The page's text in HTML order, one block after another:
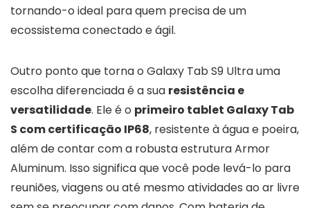
tornando-o ideal para quem precisa de um
ecossistema conectado e ágil.
Outro ponto que torna o Galaxy Tab S9 Ultra uma
escolha diferenciada é a sua resistência e
versatilidade. Ele é o primeiro tablet Galaxy Tab
S com certificação IP68, resistente à água e poeira,
além de contar com a robusta estrutura Armor
Aluminum. Isso significa que você pode levá-lo para
reuniões, viagens ou até mesmo atividades ao ar livre